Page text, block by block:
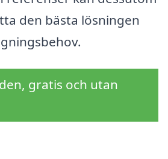
den bästa lösningen
gratis och utan